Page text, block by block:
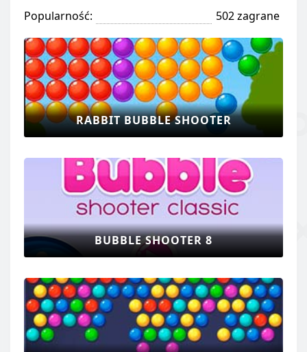
Popularność:
502 zagrane
RABBIT BUBBLE SHOOTER
BUBBLE SHOOTER 8